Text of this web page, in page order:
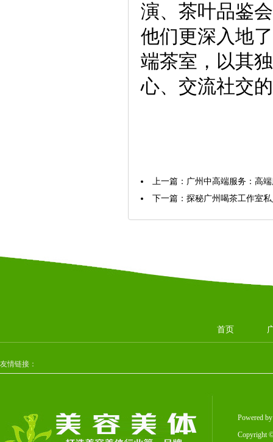
演、茶叶品鉴
他们更深入地
端茶室，以其
心、交流社交
上一篇： 广州中高端服务：高
下一篇： 探秘广州喝茶工作室
首页
友情链接：
Powered
Copyright